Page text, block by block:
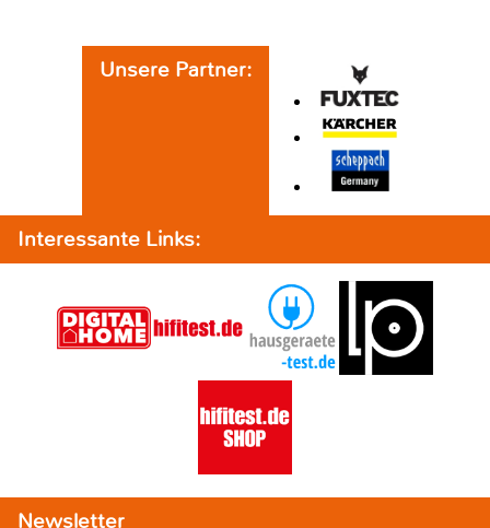
Unsere Partner:
Interessante Links:
Newsletter